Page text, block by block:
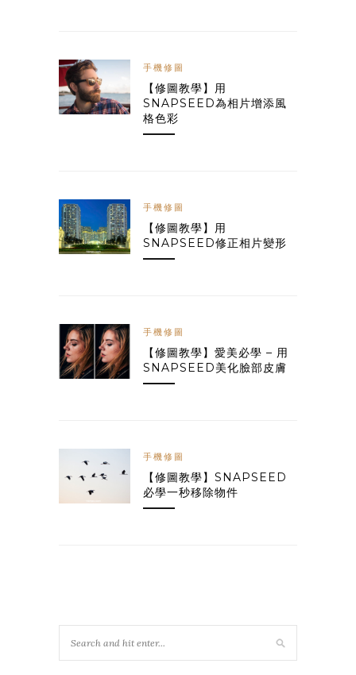
手機修圖
【修圖教學】用
SNAPSEED為相片增添風
格色彩
手機修圖
【修圖教學】用
SNAPSEED修正相片變形
手機修圖
【修圖教學】愛美必學 – 用
SNAPSEED美化臉部皮膚
手機修圖
【修圖教學】SNAPSEED
必學一秒移除物件